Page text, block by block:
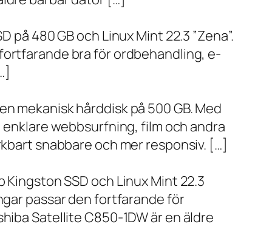
480 GB och Linux Mint 22.3 ”Zena”.
bra för ordbehandling, e-
mekanisk hårddisk på 500 GB. Med
webbsurfning, film och andra
snabbare och mer responsiv. […]
SSD och Linux Mint 22.3
passar den fortfarande för
Satellite C850-1DW är en äldre